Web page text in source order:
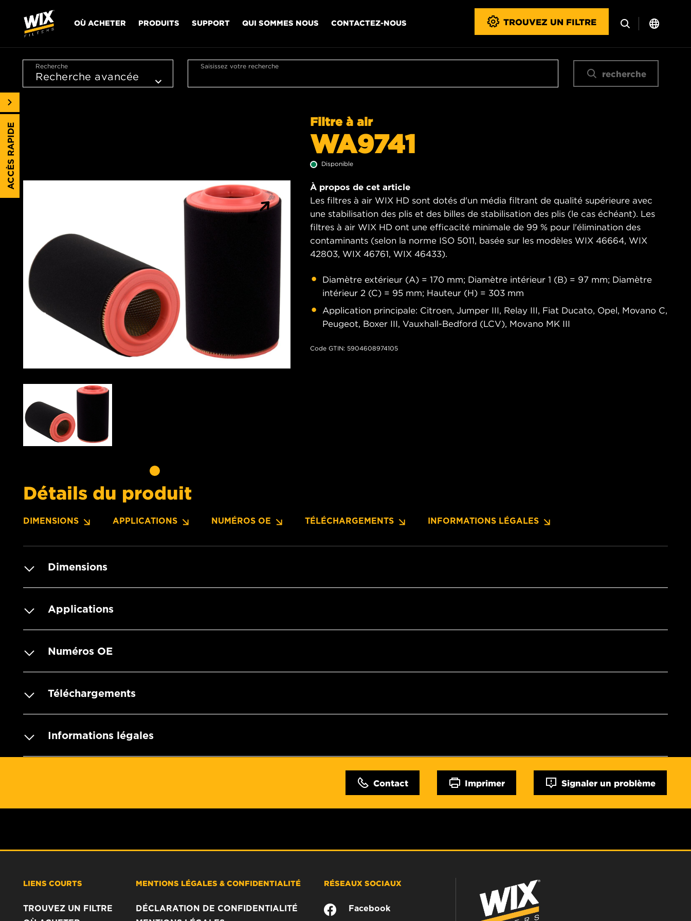
OÙ ACHETER PRODUITS SUPPORT QUI SOMMES NOUS CONTACTEZ-NOUS TROUVEZ UN FILTRE
Recherche Saisissez votre recherche
recherche
Filtre à air
WA9741
Disponible
À propos de cet article
Les filtres à air WIX HD sont dotés d'un média filtrant de qualité supérieure avec
une stabilisation des plis et des billes de stabilisation des plis (le cas échéant). Les
filtres à air WIX HD ont une efficacité minimale de 99 % pour l'élimination des
contaminants (selon la norme ISO 5011, basée sur les modèles WIX 46664, WIX
42803, WIX 46761, WIX 46433).
Diamètre extérieur (A) = 170 mm; Diamètre intérieur 1 (B) = 97 mm; Diamètre
intérieur 2 (C) = 95 mm; Hauteur (H) = 303 mm
Application principale: Citroen, Jumper III, Relay III, Fiat Ducato, Opel, Movano C,
Peugeot, Boxer III, Vauxhall-Bedford (LCV), Movano MK III
Code GTIN: 5904608974105
Détails du produit
DIMENSIONS APPLICATIONS NUMÉROS OE TÉLÉCHARGEMENTS INFORMATIONS LÉGALES
Dimensions
Applications
Numéros OE
Téléchargements
Informations légales
Contact Imprimer Signaler un problème
ACCÈS RAPIDE
LIENS COURTS
TROUVEZ UN FILTRE
MENTIONS LÉGALES & CONFIDENTIALITÉ
DÉCLARATION DE CONFIDENTIALITÉ
RÉSEAUX SOCIAUX
Facebook